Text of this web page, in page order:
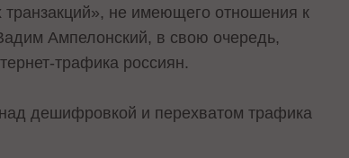
транзакций», не имеющего отношения к
Ампелонский, в свою очередь,
трафика россиян.
дешифровкой и перехватом трафика